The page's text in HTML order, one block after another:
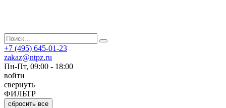
+7 (495) 645-01-23
zakaz@ntpz.ru
Пн-Пт, 09:00 - 18:00
войти
свернуть
ФИЛЬТР
сбросить все